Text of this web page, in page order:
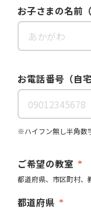
お子さまの名前
お電話番号（自
※ハイフン無し半角数
ご希望の教室
都道府県、市区町村、
都道府県